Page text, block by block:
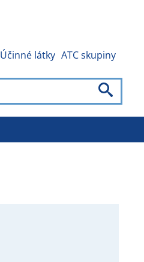
Účinné látky ATC skupiny